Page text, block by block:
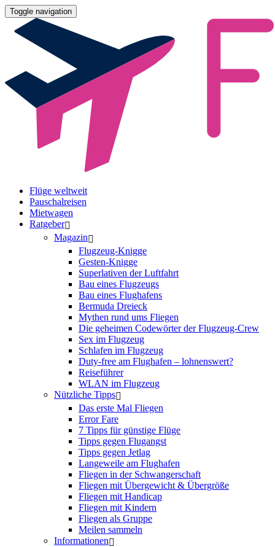
Toggle navigation
Flüge weltweit
Pauschalreisen
Mietwagen
Ratgeber
Magazin
Flugzeug-Knigge
Gesten-Knigge
Superlativen der Luftfahrt
Bau eines Flugzeugs
Bau eines Flughafens
Bermuda Dreieck
Mythen rund ums Fliegen
Die geheimen Codewörter der Flugzeug-Crew
Sex im Flugzeug
Schlafen im Flugzeug
Duty-free am Flughafen – lohnenswert?
Reiseführer
WLAN im Flugzeug
Nützliche Tipps
Das erste Mal Fliegen
Error Fare
7 Tipps für günstige Flüge
Tipps gegen Flugangst
Tipps gegen Jetlag
Langeweile am Flughafen
Fliegen in der Schwangerschaft
Fliegen mit Übergewicht & Übergröße
Fliegen mit Handicap
Fliegen mit Kindern
Fliegen als Gruppe
Meilen sammeln
Informationen